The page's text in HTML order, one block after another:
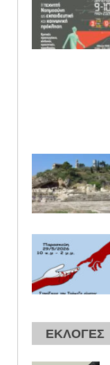
ΕΚΛΟΓΕΣ